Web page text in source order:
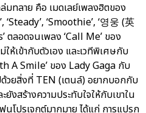
มทลาย คือ เมดเลย์เพลงฮิตของ
‘Smoothie’, ‘영웅 (英
ตลอดจนเพลง ‘Call Me’ ของ
ห้เข้ากับตัวเอง และเวทีพิเศษกับ
A Smile’ ของ Lady Gaga กับ
วยสิ่งที่ TEN (เตนล์) อยากบอกกับ
สร้างความประทับใจให้กับเขาใน
โปรเจกต์มากมาย ได้แก่ การแปรก